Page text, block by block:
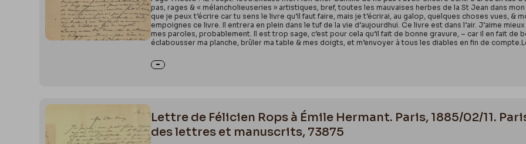
pas, rages & « mélancholieuseries » artistiques, bref, toutes les mauvaises herbes de la St Jean dans
que je peux t’écrire car tu sens le livre qu’il faut faire, mais je t’écrirai, au galop, quelques choses vues,
empoignes ce livre. Il entrera en plein dans le tuf de la vie d’aujourdhui. Ce livre est dans l’air. J’aime
mes paroles, probablement. Il est trop sage, c’est pour cela qu’il fait de bonne gravure, – car il en fait de
éclabousser ma planche, brûler ma table & mes doigts, et m’envoyer à tous les diables en fin de
Lettre de Félicien Rops à Émile Hermant. Paris, 1885/02/11.
des lettres et manuscrits, 73875